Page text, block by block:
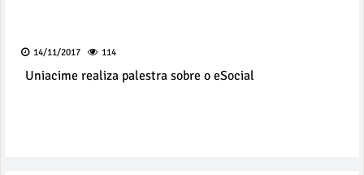
14/11/2017 114
Uniacime realiza palestra sobre o eSocial